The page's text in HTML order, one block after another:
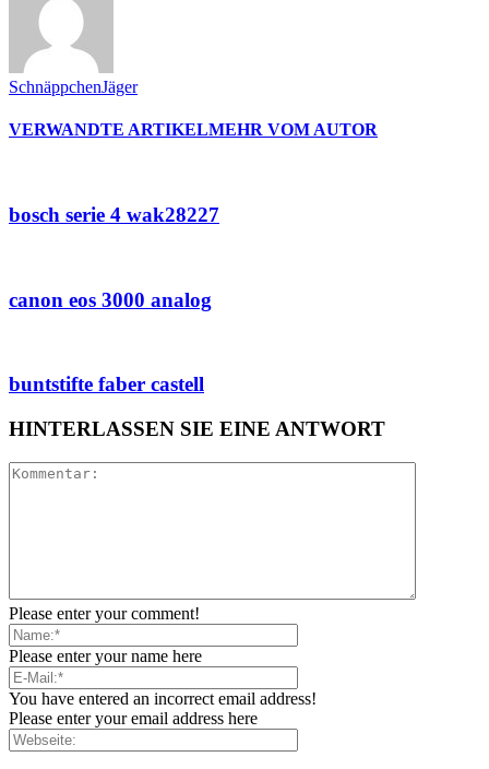
SchnäppchenJäger
VERWANDTE ARTIKELMEHR VOM AUTOR
bosch serie 4 wak28227
canon eos 3000 analog
buntstifte faber castell
HINTERLASSEN SIE EINE ANTWORT
Please enter your comment!
Please enter your name here
You have entered an incorrect email address!
Please enter your email address here